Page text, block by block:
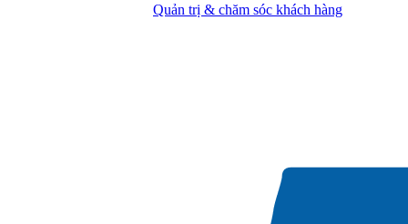
Quản trị & chăm sóc khách hàng